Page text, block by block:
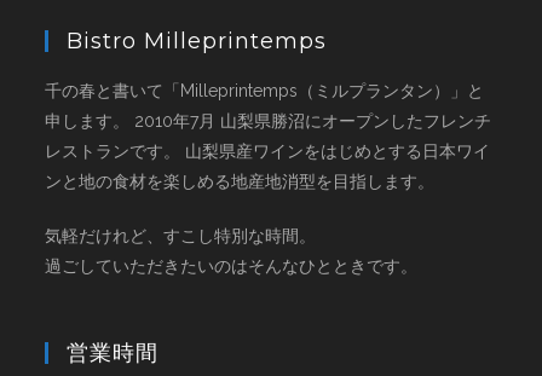
Bistro Milleprintemps
千の春と書いて「Milleprintemps（ミルプランタン）」と
申します。 2010年7月 山梨県勝沼にオープンしたフレンチ
レストランです。 山梨県産ワインをはじめとする日本ワイ
ンと地の食材を楽しめる地産地消型を目指します。
気軽だけれど、すこし特別な時間。
過ごしていただきたいのはそんなひとときです。
営業時間